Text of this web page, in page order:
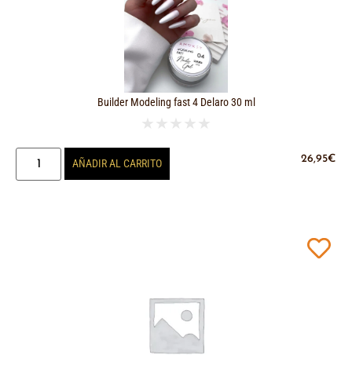
Builder Modeling fast 4 Delaro 30 ml
★ ★ ★ ★ ★
26,95€
AÑADIR AL CARRITO